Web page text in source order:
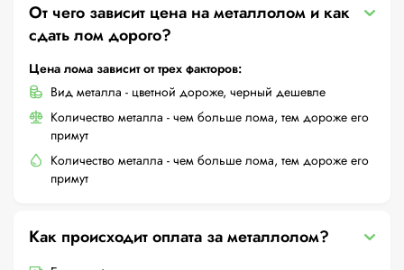
От чего зависит цена на металлолом и как
сдать лом дорого?
Цена лома зависит от трех факторов:
Вид металла - цветной дороже, черный дешевле
Количество металла - чем больше лома, тем дороже его
примут
Количество металла - чем больше лома, тем дороже его
примут
Как происходит оплата за металлолом?